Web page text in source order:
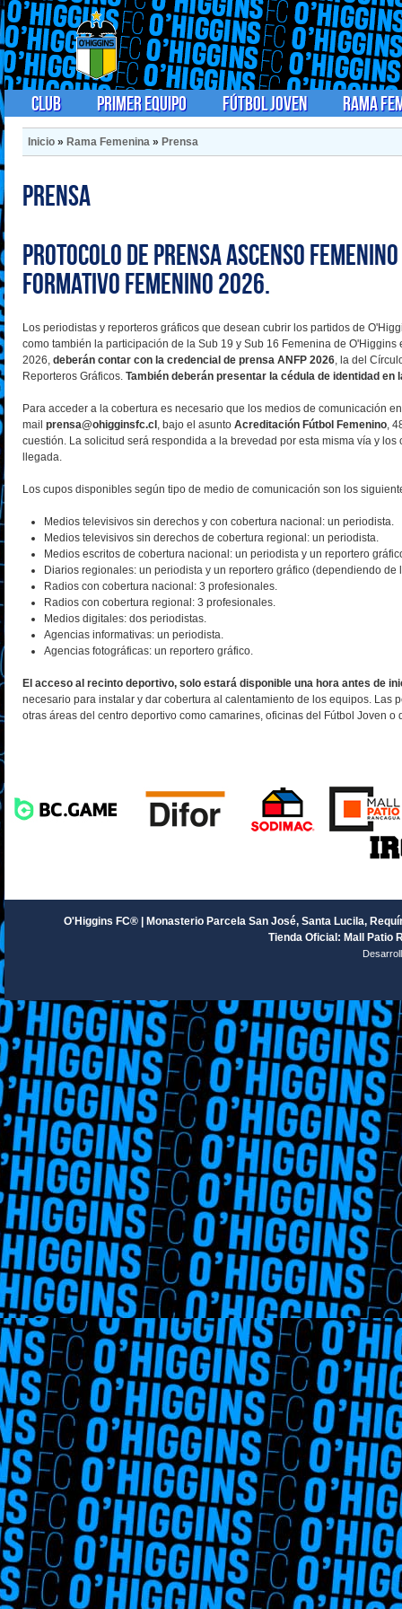
Club Primer Equipo Fútbol Joven Rama
Inicio » Rama Femenina » Prensa
Prensa
Protocolo de Prensa Ascenso
Formativo Femenino 2026.
Los periodistas y reporteros gráficos que desean cubrir los partidos de
como también la participación de la Sub 19 y Sub 16 Femenina de
2026, deberán contar con la credencial de prensa ANFP 2026, la del
Reporteros Gráficos. También deberán presentar la cédula de identidad en
Para acceder a la cobertura es necesario que los medios de comunicación
mail prensa@ohigginsfc.cl , bajo el asunto Acreditación Fútbol Femenino,
cuestión. La solicitud será respondida a la brevedad por esta misma vía y
llegada.
Los cupos disponibles según tipo de medio de comunicación son los
Medios televisivos sin derechos y con cobertura nacional: un periodista.
Medios televisivos sin derechos de cobertura regional: un periodista.
Medios escritos de cobertura nacional: un periodista y un reportero
Diarios regionales: un periodista y un reportero gráfico (dependiendo de
Radios con cobertura nacional: 3 profesionales.
Radios con cobertura regional: 3 profesionales.
Medios digitales: dos periodistas.
Agencias informativas: un periodista.
Agencias fotográficas: un reportero gráfico.
El acceso al recinto deportivo, solo estará disponible una hora antes de
necesario para instalar y dar cobertura al calentamiento de los equipos. Las
otras áreas del centro deportivo como camarines, oficinas del Fútbol Joven
O'Higgins FC® | Monasterio Parcela San José, Santa Lucila,
Tienda Oficial: Mall Patio